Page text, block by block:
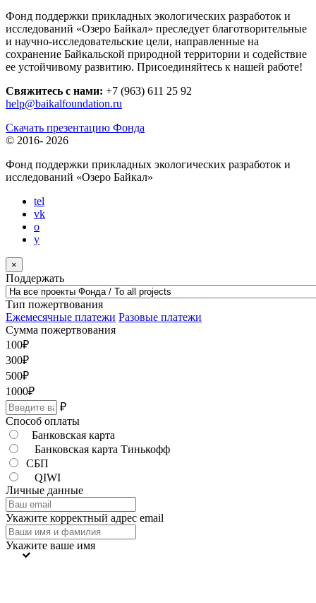
Фонд поддержки прикладных экологических разработок и
исследований «Озеро Байкал» преследует благотворительные
и научно-исследовательские цели, направленные на
сохранение Байкальской природной территории и содействие
ее устойчивому развитию. Присоединяйтесь к нашей работе!
Свяжитесь с нами: +7 (963) 611 25 92
help@baikalfoundation.ru
Скачать презентацию Фонда
© 2016- 2026
Фонд поддержки прикладных экологических разработок и
исследований «Озеро Байкал»
tel
vk
o
y
×
Поддержать
Тип пожертвования
Ежемесячные платежи Разовые платежи
Сумма пожертвования
100₽
300₽
500₽
1000₽
₽
Способ оплаты
Банковская карта
Банковская карта Тинькофф
СБП
QIWI
Личные данные
Укажите корректный адрес email
Укажите ваше имя